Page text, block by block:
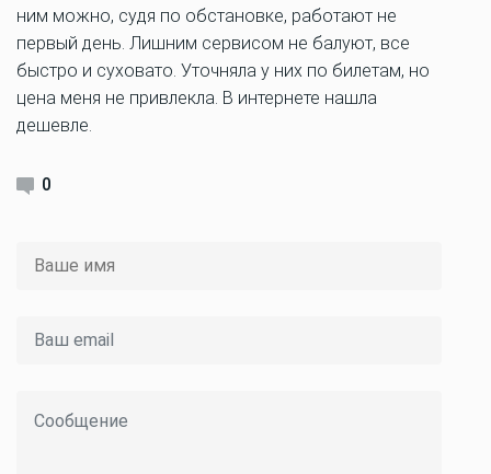
ним можно, судя по обстановке, работают не
первый день. Лишним сервисом не балуют, все
быстро и суховато. Уточняла у них по билетам, но
цена меня не привлекла. В интернете нашла
дешевле.
0